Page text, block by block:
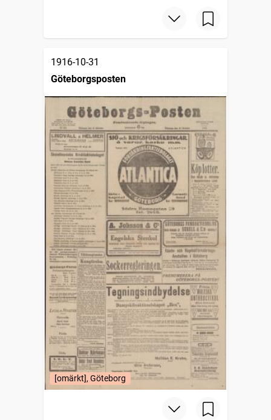
1916-10-31
Göteborgsposten
[omärkt], Göteborg